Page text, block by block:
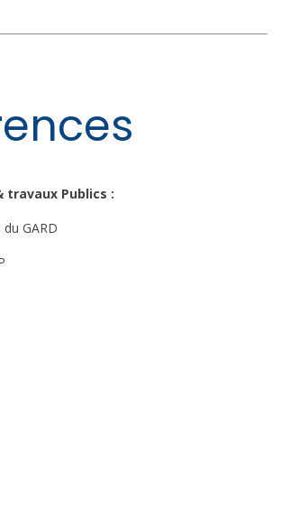
travaux Publics :
GARD